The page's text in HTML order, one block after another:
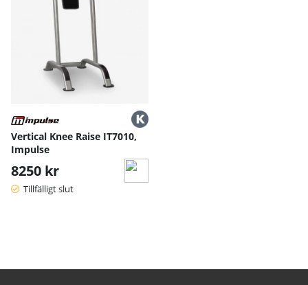
Vertical Knee Raise IT7010,
Impulse
8250 kr
Tillfälligt slut